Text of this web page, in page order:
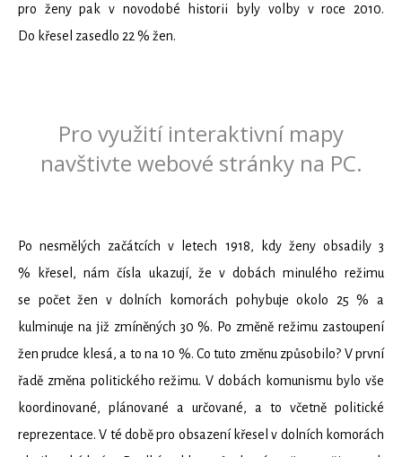
pro ženy pak v novodobé historii byly volby v roce 2010.
Do křesel zasedlo 22 % žen.
Po nesmělých začátcích v letech 1918, kdy ženy obsadily 3
% křesel, nám čísla ukazují, že v dobách minulého režimu
se počet žen v dolních komorách pohybuje okolo 25 % a
kulminuje na již zmíněných 30 %. Po změně režimu zastoupení
žen prudce klesá, a to na 10 %. Co tuto změnu způsobilo? V první
řadě změna politického režimu. V dobách komunismu bylo vše
koordinované, plánované a určované, a to včetně politické
reprezentace. V té době pro obsazení křesel v dolních komorách